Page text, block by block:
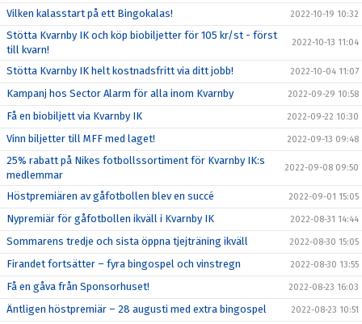
Vilken kalasstart på ett Bingokalas! 2022-10-19 10:32
Stötta Kvarnby IK och köp biobiljetter för 105 kr/st - först
till kvarn!
2022-10-13 11:04
Stötta Kvarnby IK helt kostnadsfritt via ditt jobb! 2022-10-04 11:07
Kampanj hos Sector Alarm för alla inom Kvarnby 2022-09-29 10:58
Få en biobiljett via Kvarnby IK 2022-09-22 10:30
Vinn biljetter till MFF med laget! 2022-09-13 09:48
25% rabatt på Nikes fotbollssortiment för Kvarnby IK:s
medlemmar
2022-09-08 09:50
Höstpremiären av gåfotbollen blev en succé 2022-09-01 15:05
Nypremiär för gåfotbollen ikväll i Kvarnby IK 2022-08-31 14:44
Sommarens tredje och sista öppna tjejträning ikväll 2022-08-30 15:05
Firandet fortsätter – fyra bingospel och vinstregn 2022-08-30 13:55
Få en gåva från Sponsorhuset! 2022-08-23 16:03
Äntligen höstpremiär – 28 augusti med extra bingospel 2022-08-23 10:51